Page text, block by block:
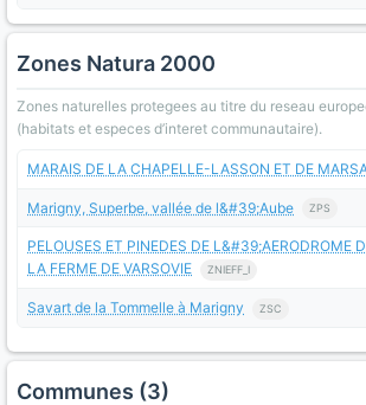
Zones Natura 2000
Zones naturelles protegees au titre du reseau
(habitats et especes d’interet communautaire).
MARAIS DE LA CHAPELLE-LASSON ET DE
Marigny, Superbe, vallée de l&#39;Aube ZPS
PELOUSES ET PINEDES DE L&#39;AERODROME
LA FERME DE VARSOVIE
ZNIEFF_I
Savart de la Tommelle à Marigny ZSC
Communes (3)